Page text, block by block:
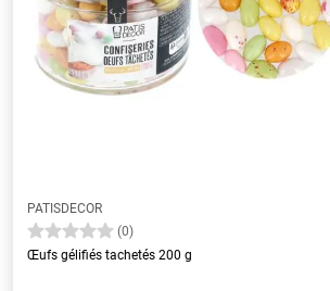
PATISDECOR
(0)
Œufs gélifiés tachetés 200 g